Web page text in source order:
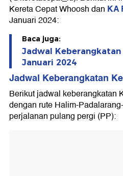
Kereta Cepat Whoosh dan KA
Januari 2024:
Baca juga:
Jadwal Keberangkatan
Januari 2024
Jadwal Keberangkatan
Berikut jadwal keberangkatan
dengan rute Halim-
perjalanan pulang pergi (PP):